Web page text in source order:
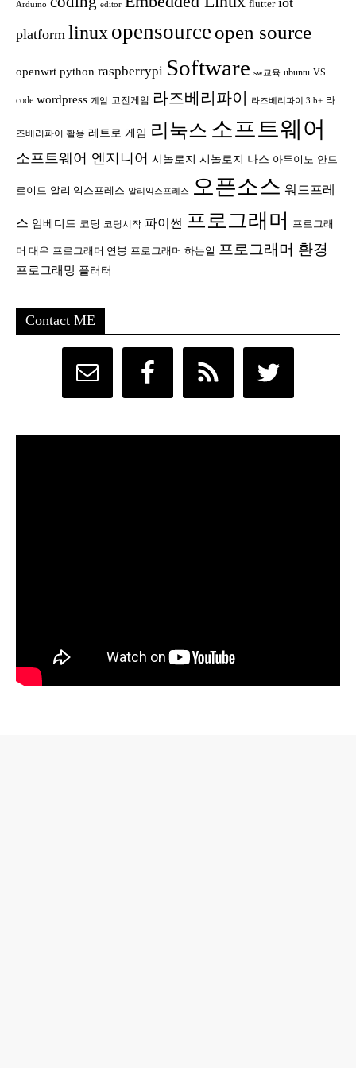
Arduino editor flutter
platform linux opensource open source
openwrt python raspberrypi Software sw교육 ubuntu VS
code wordpress 게임 고전게임 라즈베리파이 라즈베리파이 3 b+ 라
즈베리파이 활용 레트로 게임 리눅스 소프트웨어
소프트웨어 엔지니어 시놀로지 시놀로지 나스 아두이노 안드
로이드 알리 익스프레스 알리익스프레스 오픈소스 워드프레
스 임베디드 코딩 코딩시작 파이썬 프로그래머 프로그래
머 대우 프로그래머 연봉 프로그래머 하는일 프로그래머 환경
프로그래밍 플러터
Contact ME